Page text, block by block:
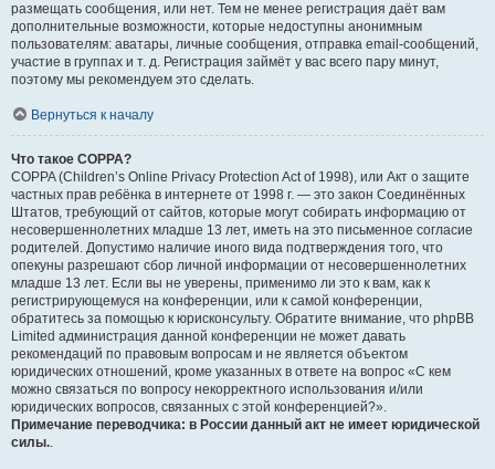
размещать сообщения, или нет. Тем не менее регистрация даёт вам
дополнительные возможности, которые недоступны анонимным
пользователям: аватары, личные сообщения, отправка email-сообщений,
участие в группах и т. д. Регистрация займёт у вас всего пару минут,
поэтому мы рекомендуем это сделать.
Вернуться к началу
Что такое COPPA?
COPPA (Children’s Online Privacy Protection Act of 1998), или Акт о защите
частных прав ребёнка в интернете от 1998 г. — это закон Соединённых
Штатов, требующий от сайтов, которые могут собирать информацию от
несовершеннолетних младше 13 лет, иметь на это письменное согласие
родителей. Допустимо наличие иного вида подтверждения того, что
опекуны разрешают сбор личной информации от несовершеннолетних
младше 13 лет. Если вы не уверены, применимо ли это к вам, как к
регистрирующемуся на конференции, или к самой конференции,
обратитесь за помощью к юрисконсульту. Обратите внимание, что phpBB
Limited администрация данной конференции не может давать
рекомендаций по правовым вопросам и не является объектом
юридических отношений, кроме указанных в ответе на вопрос «С кем
можно связаться по вопросу некорректного использования и/или
юридических вопросов, связанных с этой конференцией?».
Примечание переводчика: в России данный акт не имеет юридической
силы..